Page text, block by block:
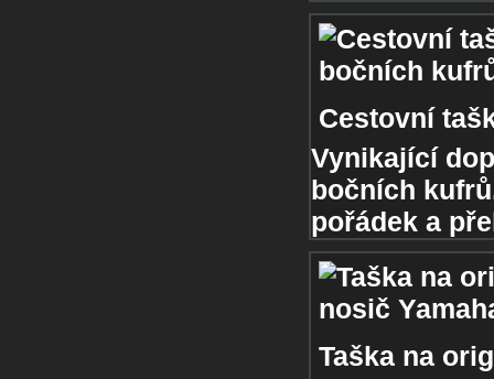
Cestovní
Vynikající
bočních
pořádek a
Taška na